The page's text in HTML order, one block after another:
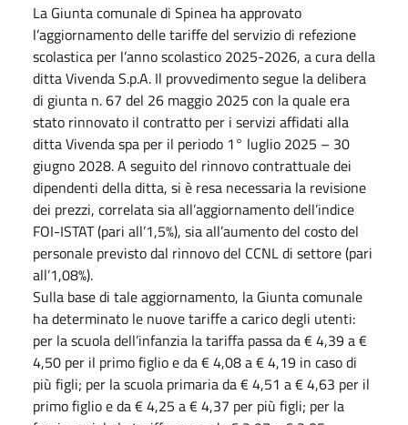
La Giunta comunale di Spinea ha approvato
l’aggiornamento delle tariffe del servizio di refezione
scolastica per l’anno scolastico 2025-2026, a cura della
ditta Vivenda S.p.A. Il provvedimento segue la delibera
di giunta n. 67 del 26 maggio 2025 con la quale era
stato rinnovato il contratto per i servizi affidati alla
ditta Vivenda spa per il periodo 1° luglio 2025 – 30
giugno 2028. A seguito del rinnovo contrattuale dei
dipendenti della ditta, si è resa necessaria la revisione
dei prezzi, correlata sia all’aggiornamento dell’indice
FOI-ISTAT (pari all’1,5%), sia all’aumento del costo del
personale previsto dal rinnovo del CCNL di settore (pari
all’1,08%).
Sulla base di tale aggiornamento, la Giunta comunale
ha determinato le nuove tariffe a carico degli utenti:
per la scuola dell’infanzia la tariffa passa da € 4,39 a €
4,50 per il primo figlio e da € 4,08 a € 4,19 in caso di
più figli; per la scuola primaria da € 4,51 a € 4,63 per il
primo figlio e da € 4,25 a € 4,37 per più figli; per la